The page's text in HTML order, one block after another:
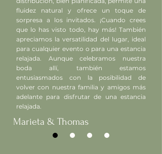
fluidez natural y ofrece un toque de
sorpresa a los invitados. ¡Cuando crees
que lo has visto todo, hay más! También
apreciamos la versatilidad del lugar, ideal
para cualquier evento o para una estancia
relajada. Aunque celebramos nuestra
boda allí, también estamos
entusiasmados con la posibilidad de
volver con nuestra familia y amigos más
adelante para disfrutar de una estancia
relajada.
Marieta & Thomas